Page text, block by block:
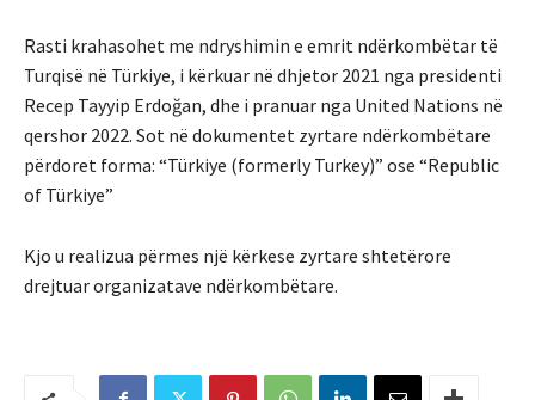
Rasti krahasohet me ndryshimin e emrit ndërkombëtar të
Turqisë në Türkiye, i kërkuar në dhjetor 2021 nga presidenti
Recep Tayyip Erdoğan, dhe i pranuar nga United Nations në
qershor 2022. Sot në dokumentet zyrtare ndërkombëtare
përdoret forma: “Türkiye (formerly Turkey)” ose “Republic
of Türkiye”
Kjo u realizua përmes një kërkese zyrtare shtetërore
drejtuar organizatave ndërkombëtare.